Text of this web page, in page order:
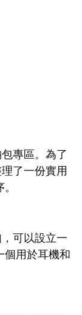
專區。為了
了一份實用
可以設立一
個用於耳機和